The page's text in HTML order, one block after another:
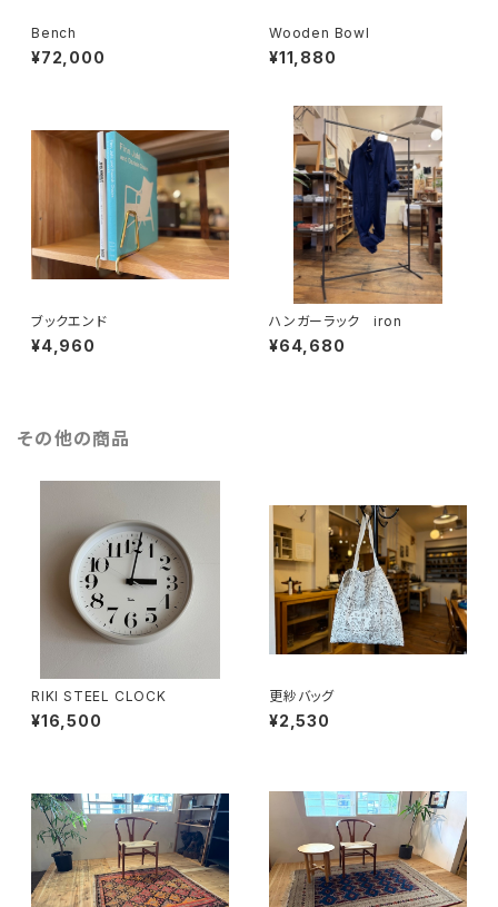
Bench
¥72,000
Wooden Bowl
¥11,880
ブックエンド
¥4,960
ハンガーラック iron
¥64,680
その他の商品
RIKI STEEL CLOCK
¥16,500
更紗バッグ
¥2,530